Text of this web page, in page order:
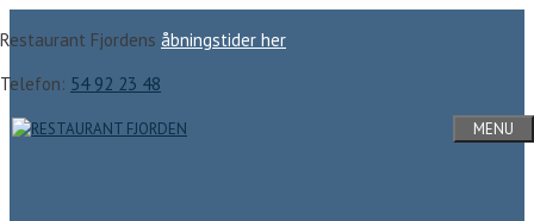
til
indhold
Restaurant Fjordens åbningstider her
Telefon: 54 92 23 48
MENU